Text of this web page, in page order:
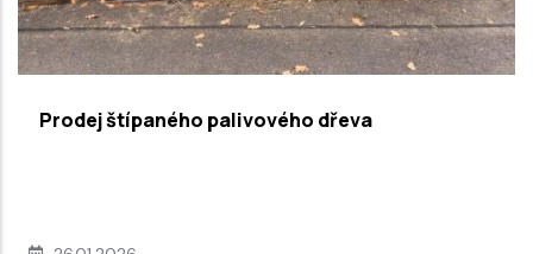
Prodej štípaného palivového dřeva